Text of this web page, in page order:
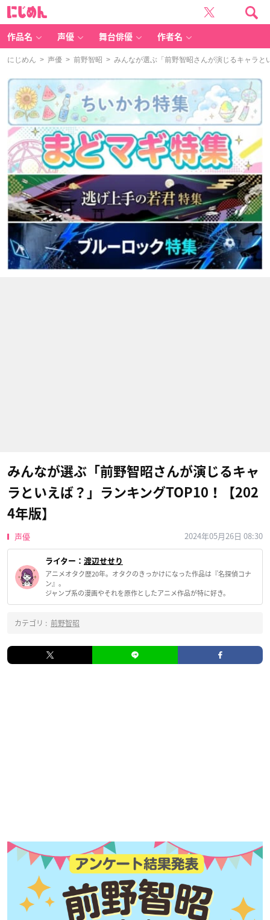
作品名 声優 舞台俳優 作者名
にじめん > 声優 > 前野智昭 > みんなが選ぶ「前野智昭さんが演じるキャラ
みんなが選ぶ「前野智昭さんが演じるキャ
ラといえば？」ランキングTOP10！【202
4年版】
声優 2024年05月26日 08:30
ライター： 渡辺せせり
アニメオタク歴20年。オタクのきっかけになった作品は『名探偵コナ
ン』。
ジャンプ系の漫画やそれを原作としたアニメ作品が特に好き。
カテゴリ : 前野智昭